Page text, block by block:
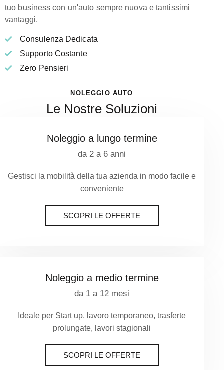
tuo business con un'auto sempre nuova e tantissimi
vantaggi.
Consulenza Dedicata
Supporto Costante
Zero Pensieri
NOLEGGIO AUTO
Le Nostre Soluzioni
Noleggio a lungo termine
da 2 a 6 anni
Gestisci la mobilità della tua azienda in modo facile e
conveniente
SCOPRI LE OFFERTE
Noleggio a medio termine
da 1 a 12 mesi
Ideale per Start up, lavoro temporaneo, trasferte
prolungate, lavori stagionali
SCOPRI LE OFFERTE